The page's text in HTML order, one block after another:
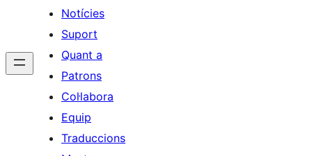
Notícies
Suport
Quant a
Patrons
Col·labora
Equip
Traduccions